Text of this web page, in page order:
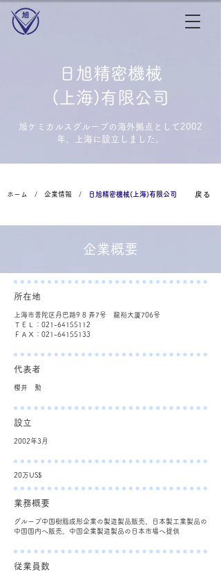
日旭精密機械
(上海)有限公司
旭ケミカルスグループの海外拠点として2002
年、上海に設立しました。
ホーム / 企業情報 / 日旭精密機械(上海)有限公司 戻る
企業概要
​所在地
上海市普陀区丹巴路9 8 弄7号 龍裕大厦706号
ＴＥＬ：021-64155112
ＦＡＸ：021-64155133
​代表者
​櫻井 勲
​設立
2002年3月
20万US$
業務概要
グループ中国樹脂成形企業の製造製品販売、日本製工業製品の
中国国内へ販売。中国企業製造製品の日本市場へ提供
​従業員数